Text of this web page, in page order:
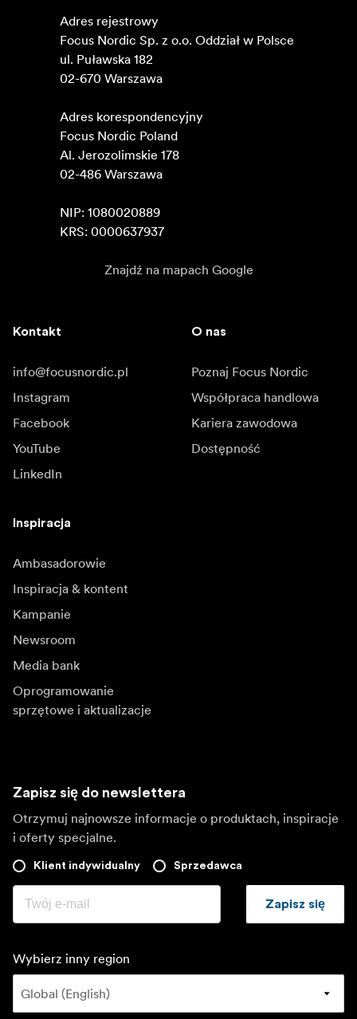
Adres rejestrowy
Focus Nordic Sp. z o.o. Oddział w Polsce
ul. Puławska 182
02-670 Warszawa
Adres korespondencyjny
Focus Nordic Poland
Al. Jerozolimskie 178
02-486 Warszawa
NIP: 1080020889
KRS: 0000637937
Znajdź na mapach Google
Kontakt
info@focusnordic.pl
Instagram
Facebook
YouTube
LinkedIn
O nas
Poznaj Focus Nordic
Współpraca handlowa
Kariera zawodowa
Dostępność
Inspiracja
Ambasadorowie
Inspiracja & kontent
Kampanie
Newsroom
Media bank
Oprogramowanie
sprzętowe i aktualizacje
Zapisz się do newslettera
Otrzymuj najnowsze informacje o produktach, inspiracje
i oferty specjalne.
Klient indywidualny Sprzedawca
Zapisz się
Wybierz inny region